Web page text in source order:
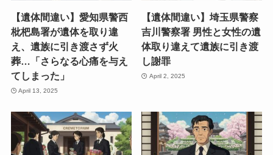
【遺体間違い】愛知県警西
枇杷島署が遺体を取り違
え、遺族に引き渡さず火
葬…「さらなる心痛を与え
てしまった」
April 13, 2025
【遺体間違い】埼玉県警察
吉川警察署 男性と女性の遺
体取り違えて遺族に引き渡
し謝罪
April 2, 2025